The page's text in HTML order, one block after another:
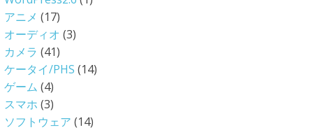
アニメ (17)
オーディオ (3)
カメラ (41)
ケータイ/PHS (14)
ゲーム (4)
スマホ (3)
ソフトウェア (14)